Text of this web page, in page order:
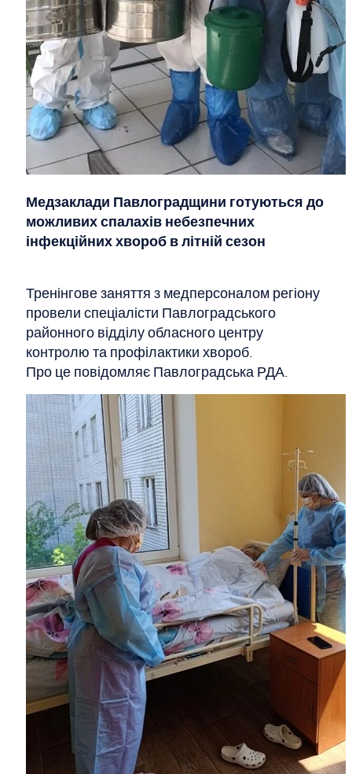
Медзаклади Павлоградщини готуються до
можливих спалахів небезпечних
інфекційних хвороб в літній сезон
Тренінгове заняття з медперсоналом регіону
провели спеціалісти Павлоградського
районного відділу обласного центру
контролю та профілактики хвороб.
Про це повідомляє Павлоградська РДА.